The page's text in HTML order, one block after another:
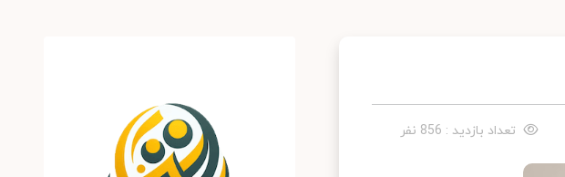
تعداد بازدید : 856 نفر